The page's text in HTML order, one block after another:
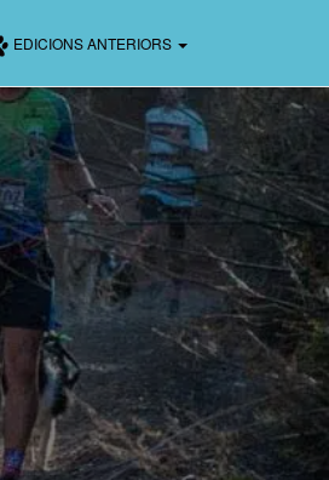
EDICIONS ANTERIORS